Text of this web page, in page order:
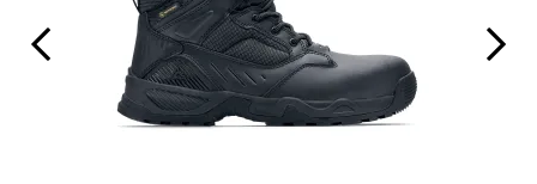
Previous Slide Next Slide